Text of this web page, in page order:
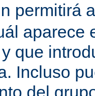
permitirá
aparece
que
Incluso
del